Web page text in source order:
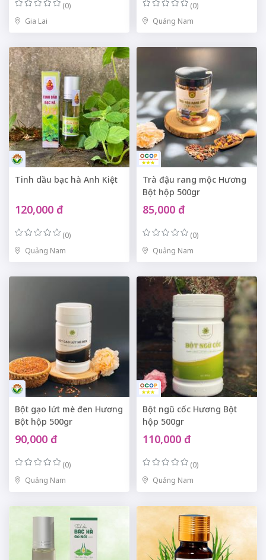
(0)
Gia Lai
(0)
Quảng Nam
Tinh dầu bạc hà Anh Kiệt
120,000 đ
(0)
Quảng Nam
Trà đậu rang mộc Hương
Bột hộp 500gr
85,000 đ
(0)
Quảng Nam
Bột gạo lứt mè đen Hương
Bột hộp 500gr
90,000 đ
(0)
Quảng Nam
Bột ngũ cốc Hương Bột
hộp 500gr
110,000 đ
(0)
Quảng Nam